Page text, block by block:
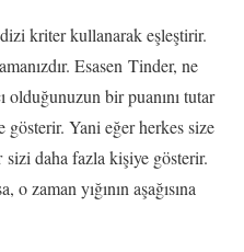
kriter kullanarak eşleştirir.
Esasen Tinder, ne
bir puanını tutar
Yani eğer herkes size
sizi daha fazla kişiye gösterir.
zaman yığının aşağısına